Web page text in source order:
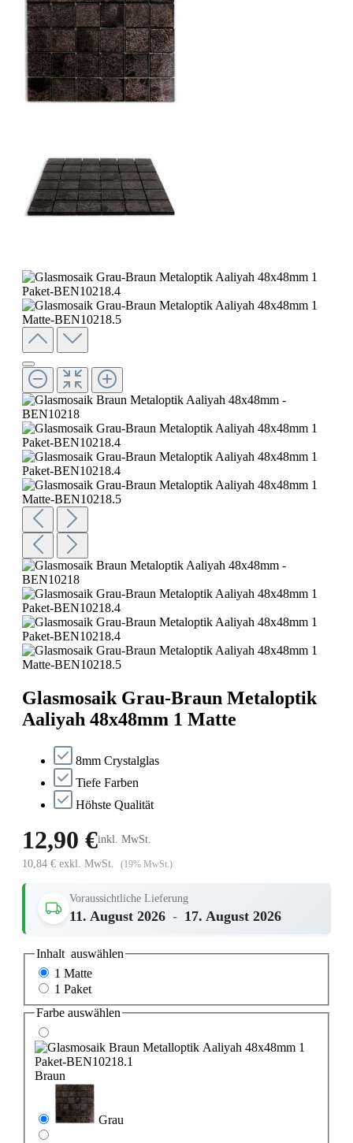
Glasmosaik Grau-Braun Metaloptik
Aaliyah 48x48mm 1 Matte
8mm Crystalglas
Tiefe Farben
Höhste Qualität
12,90 €inkl. MwSt.
10,84 € exkl. MwSt. (19% MwSt.)
Voraussichtliche Lieferung
11. August 2026 - 17. August 2026
Inhalt auswählen
1 Matte
1 Paket
Farbe auswählen
Braun
Grau